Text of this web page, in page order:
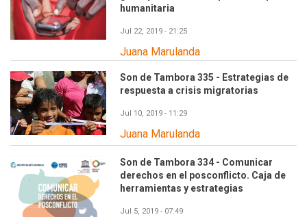
humanitaria
Jul 22, 2019 - 21:25
Juana Marulanda
Son de Tambora 335 - Estrategias de
respuesta a crisis migratorias
Jul 10, 2019 - 11:29
Juana Marulanda
Son de Tambora 334 - Comunicar
derechos en el posconflicto. Caja de
herramientas y estrategias
Jul 5, 2019 - 07:49